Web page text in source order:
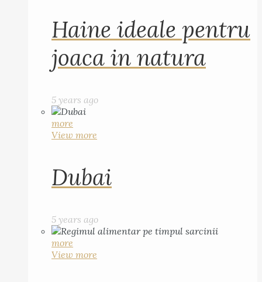
Haine ideale pentru
joaca in natura
5 years ago
more
View more
Dubai
5 years ago
more
View more